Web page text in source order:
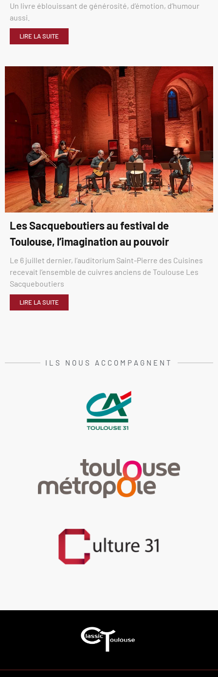
Un livre éblouissant de générosité, d’émotion, d’humour
aussi.
LIRE LA SUITE
Les Sacqueboutiers au festival de
Toulouse, l’imagination au pouvoir
Le 6 juillet dernier, l’auditorium Saint-Pierre des Cuisines
recevait l’ensemble de cuivres anciens de Toulouse Les
Sacqueboutiers
LIRE LA SUITE
ILS NOUS ACCOMPAGNENT